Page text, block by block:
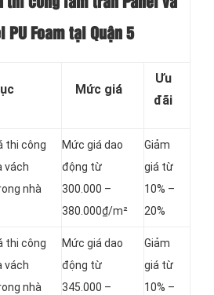
PU Foam tại Quận 5
Mức giá
Ưu
đãi
thi công
vách
nhà
Mức giá dao
động từ
300.000 –
380.000₫/m²
Giảm
giá từ
10% –
20%
thi công
vách
nhà
Mức giá dao
động từ
345.000 –
Giảm
giá từ
10% –